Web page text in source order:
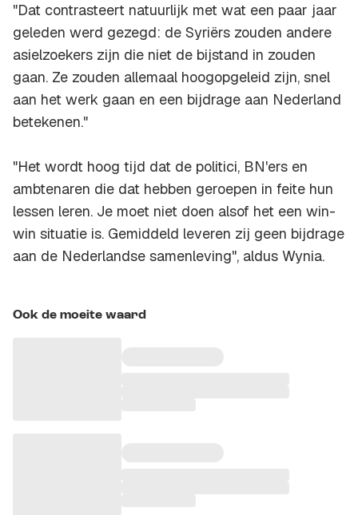
"Dat contrasteert natuurlijk met wat een paar jaar
geleden werd gezegd: de Syriërs zouden andere
asielzoekers zijn die niet de bijstand in zouden
gaan. Ze zouden allemaal hoogopgeleid zijn, snel
aan het werk gaan en een bijdrage aan Nederland
betekenen."
"Het wordt hoog tijd dat de politici, BN'ers en
ambtenaren die dat hebben geroepen in feite hun
lessen leren. Je moet niet doen alsof het een win-
win situatie is. Gemiddeld leveren zij geen bijdrage
aan de Nederlandse samenleving", aldus Wynia.
Ook de moeite waard